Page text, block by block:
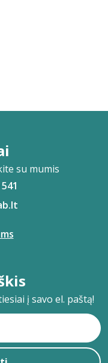
su mumis
į savo el. paštą!